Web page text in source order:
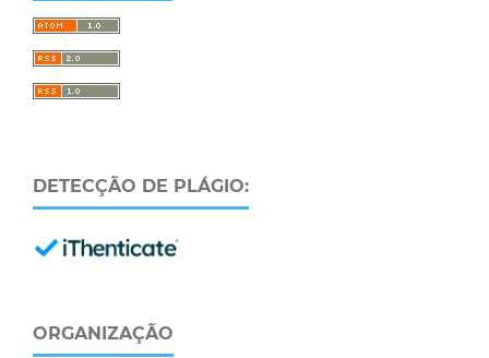
DETECÇÃO DE PLÁGIO:
ORGANIZAÇÃO